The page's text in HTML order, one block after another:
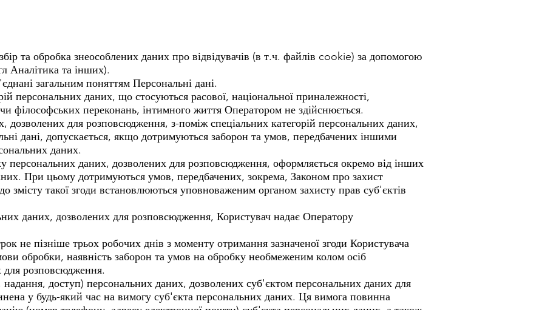
та обробка знеособлених даних про відвідувачів (в т.ч. файлів cookie) за допомогою
Аналітика та інших).
загальним поняттям Персональні дані.
персональних даних, що стосуються расової, національної приналежності,
філософських переконань, інтимного життя Оператором не здійснюється.
дозволених для розповсюдження, з-поміж спеціальних категорій персональних даних,
дані, допускається, якщо дотримуються заборон та умов, передбачених іншими
даних.
персональних даних, дозволених для розповсюдження, оформляється окремо від інших
При цьому дотримуються умов, передбачених, зокрема, Законом про захист
такої згоди встановлюються уповноваженим органом захисту прав суб'єктів
даних, дозволених для розповсюдження, Користувач надає Оператору
не пізніше трьох робочих днів з моменту отримання зазначеної згоди Користувача
обробки, наявність заборон та умов на обробку необмеженим колом осіб
розповсюдження.
доступ) персональних даних, дозволених суб'єктом персональних даних для
у будь-який час на вимогу суб'єкта персональних даних. Ця вимога повинна